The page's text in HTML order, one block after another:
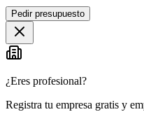
+
−
Pedir presupuesto
¿Eres profesional?
Registra tu empresa gratis y